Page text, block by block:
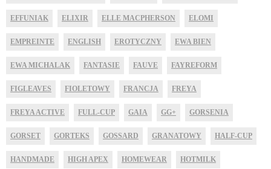
EFFUNIAK ELIXIR ELLE MACPHERSON ELOMI
EMPREINTE ENGLISH EROTYCZNY EWA BIEN
EWA MICHALAK FANTASIE FAUVE FAYREFORM
FIGLEAVES FIOLETOWY FRANCJA FREYA
FREYA ACTIVE FULL-CUP GAIA GG+ GORSENIA
GORSET GORTEKS GOSSARD GRANATOWY HALF-CUP
HANDMADE HIGH APEX HOMEWEAR HOTMILK